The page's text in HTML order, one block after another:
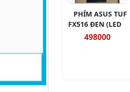
PHÍM ASUS TUF
FX516 ĐEN (LED
498000